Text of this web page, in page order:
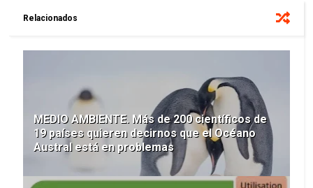
Relacionados
MEDIO AMBIENTE. Más de 200 científicos de
19 países quieren decirnos que el Océano
Austral está en problemas